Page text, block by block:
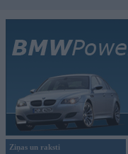
Ziņas un raksti